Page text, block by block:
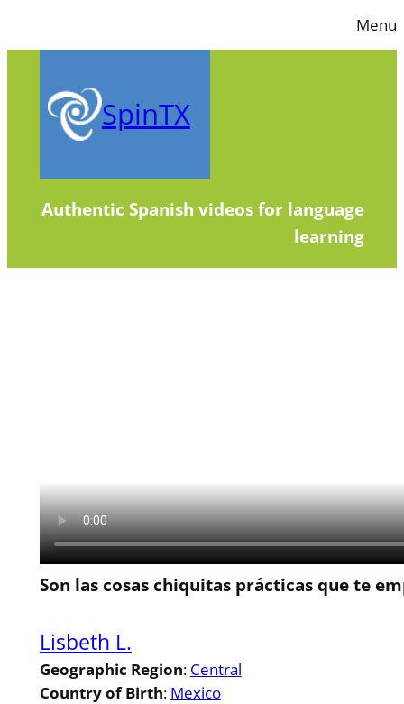
to
Menu
SpinTX
Authentic Spanish videos for language
learning
Son las cosas chiquitas prácticas que te
Lisbeth L.
Geographic Region: Central
Country of Birth: Mexico